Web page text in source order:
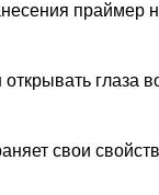
свои